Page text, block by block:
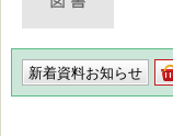
新着資料お知らせ